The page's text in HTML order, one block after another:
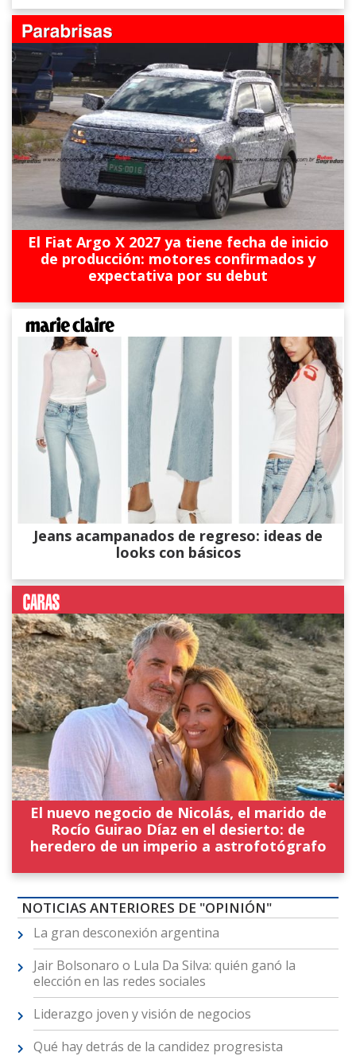
El Fiat Argo X 2027 ya tiene fecha de inicio
de producción: motores confirmados y
expectativa por su debut
Jeans acampanados de regreso: ideas de
looks con básicos
El nuevo negocio de Nicolás, el marido de
Rocío Guirao Díaz en el desierto: de
heredero de un imperio a astrofotógrafo
NOTICIAS ANTERIORES DE "OPINIÓN"
La gran desconexión argentina
Jair Bolsonaro o Lula Da Silva: quién ganó la
elección en las redes sociales
Liderazgo joven y visión de negocios
Qué hay detrás de la candidez progresista